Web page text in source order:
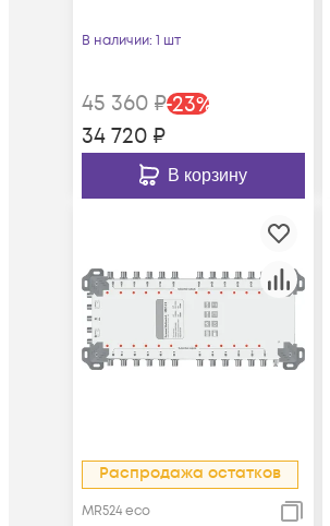
В наличии: 1 шт
45 360 ₽-23%
34 720 ₽
В корзину
Распродажа остатков
MR524 eco